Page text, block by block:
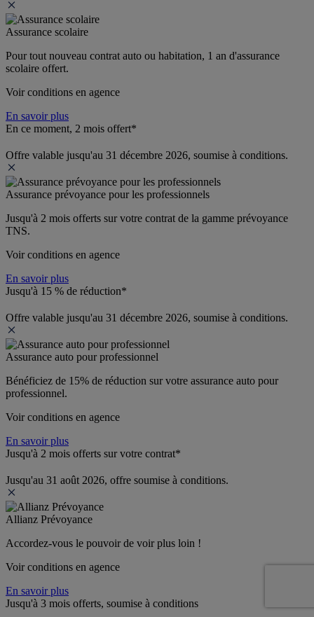
Assurance scolaire
Pour tout nouveau contrat auto ou habitation, 1 an d'assurance
scolaire offert.
Voir conditions en agence
En savoir plus
En ce moment, 2 mois offert*
Offre valable jusqu'au 31 décembre 2026, soumise à conditions.
Assurance prévoyance pour les professionnels
Jusqu'à 2 mois offerts sur votre contrat de la gamme prévoyance
TNS.
Voir conditions en agence
En savoir plus
Jusqu'à 15 % de réduction*
Offre valable jusqu'au 31 décembre 2026, soumise à conditions.
Assurance auto pour professionnel
Bénéficiez de 15% de réduction sur votre assurance auto pour
professionnel.
Voir conditions en agence
En savoir plus
Jusqu'à 2 mois offerts sur votre contrat*
Jusqu'au 31 août 2026, offre soumise à conditions.
Allianz Prévoyance
Accordez-vous le pouvoir de voir plus loin !
Voir conditions en agence
En savoir plus
Jusqu'à 3 mois offerts, soumise à conditions